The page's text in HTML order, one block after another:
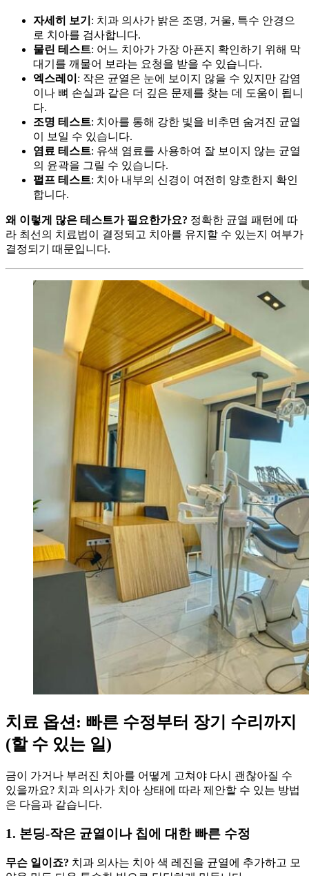
자세히 보기 : 치과 의사가 밝은 조명, 거울, 특수 안경으
로 치아를 검사합니다.
물린 테스트: 어느 치아가 가장 아픈지 확인하기 위해 막
대기를 깨물어 보라는 요청을 받을 수 있습니다.
엑스레이 : 작은 균열은 눈에 보이지 않을 수 있지만 감염
이나 뼈 손실과 같은 더 깊은 문제를 찾는 데 도움이 됩니
다.
조명 테스트: 치아를 통해 강한 빛을 비추면 숨겨진 균열
이 보일 수 있습니다.
염료 테스트: 유색 염료를 사용하여 잘 보이지 않는 균열
의 윤곽을 그릴 수 있습니다.
펄프 테스트: 치아 내부의 신경이 여전히 양호한지 확인
합니다.
왜 이렇게 많은 테스트가 필요한가요? 정확한 균열 패턴에 따
라 최선의 치료법이 결정되고 치아를 유지할 수 있는지 여부가
결정되기 때문입니다.
치료 옵션: 빠른 수정부터 장기 수리까지
(할 수 있는 일)
금이 가거나 부러진 치아를 어떻게 고쳐야 다시 괜찮아질 수
있을까요? 치과 의사가 치아 상태에 따라 제안할 수 있는 방법
은 다음과 같습니다.
1. 본딩-작은 균열이나 칩에 대한 빠른 수정
무슨 일이죠? 치과 의사는 치아 색 레진을 균열에 추가하고 모